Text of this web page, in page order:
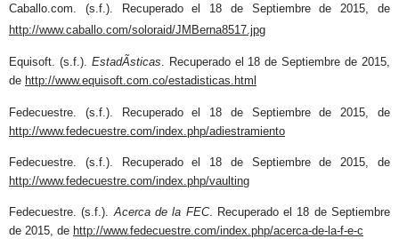
Caballo.com. (s.f.). Recuperado el 18 de Septiembre de 2015, de
http://www.caballo.com/soloraid/JMBerna8517.jpg
Equisoft. (s.f.). EstadÃ­sticas. Recuperado el 18 de Septiembre de 2015,
de http://www.equisoft.com.co/estadisticas.html
Fedecuestre. (s.f.). Recuperado el 18 de Septiembre de 2015, de
http://www.fedecuestre.com/index.php/adiestramiento
Fedecuestre. (s.f.). Recuperado el 18 de Septiembre de 2015, de
http://www.fedecuestre.com/index.php/vaulting
Fedecuestre. (s.f.).Acerca de la FEC. Recuperado el 18 de Septiembre
de 2015, de http://www.fedecuestre.com/index.php/acerca-de-la-f-e-c